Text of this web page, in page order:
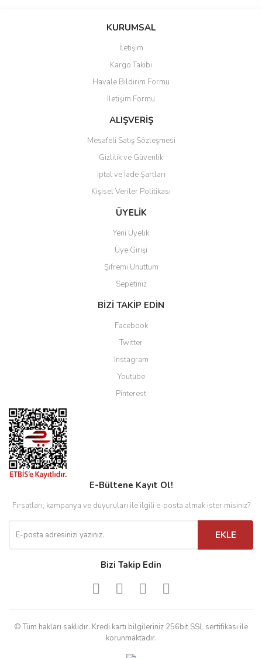
KURUMSAL
İletişim
Kargo Takibi
Havale Bildirim Formu
İletişim Formu
ALIŞVERİŞ
Mesafeli Satış Sözleşmesi
Gizlilik ve Güvenlik
İptal ve İade Şartları
Kişisel Veriler Politikası
ÜYELİK
Yeni Üyelik
Üye Girişi
Şifremi Unuttum
Sepetiniz
BİZİ TAKİP EDİN
Facebook
Twitter
Instagram
Youtube
Pinterest
E-Bültene Kayıt Ol!
Fırsatları, kampanya ve duyuruları ile ilgili e-posta almak ister misiniz?
EKLE
Bizi Takip Edin
© Tüm hakları saklıdır. Kredi kartı bilgileriniz 256bit SSL sertifikası ile
korunmaktadır.